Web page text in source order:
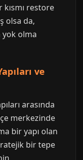
restore
olsa da,
yok olma
ve
arasında
merkezinde
bir yapı olan
bir tepe